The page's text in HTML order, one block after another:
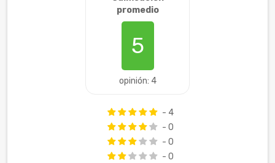
promedio
5
opinión: 4
- 4
- 0
- 0
- 0